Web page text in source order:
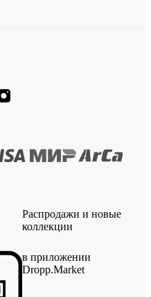
Распродажи и новые
коллекции
в приложении
Dropp.Market